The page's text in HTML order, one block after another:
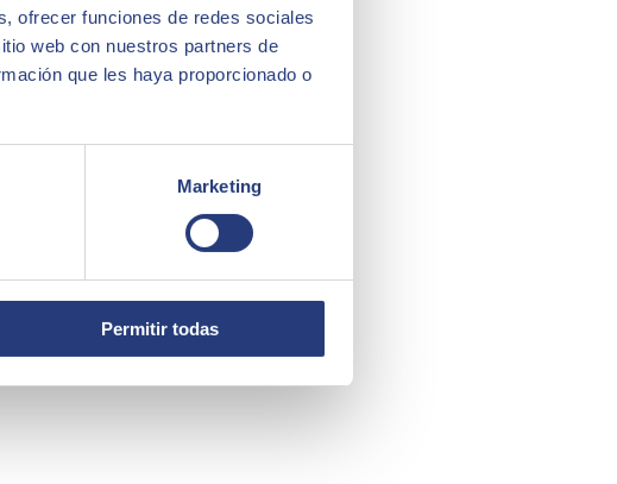
ofrecer funciones de redes sociales
web con nuestros partners de
que les haya proporcionado o
Marketing
Permitir todas